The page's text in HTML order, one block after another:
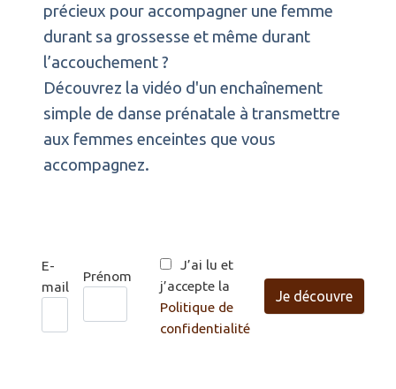
précieux pour accompagner une femme
durant sa grossesse et même durant
l’accouchement ?
Découvrez la vidéo d'un enchaînement
simple de danse prénatale à transmettre
aux femmes enceintes que vous
accompagnez.
E-
mail
Prénom
J’ai lu et
j’accepte la
Politique de
confidentialité
Je découvre